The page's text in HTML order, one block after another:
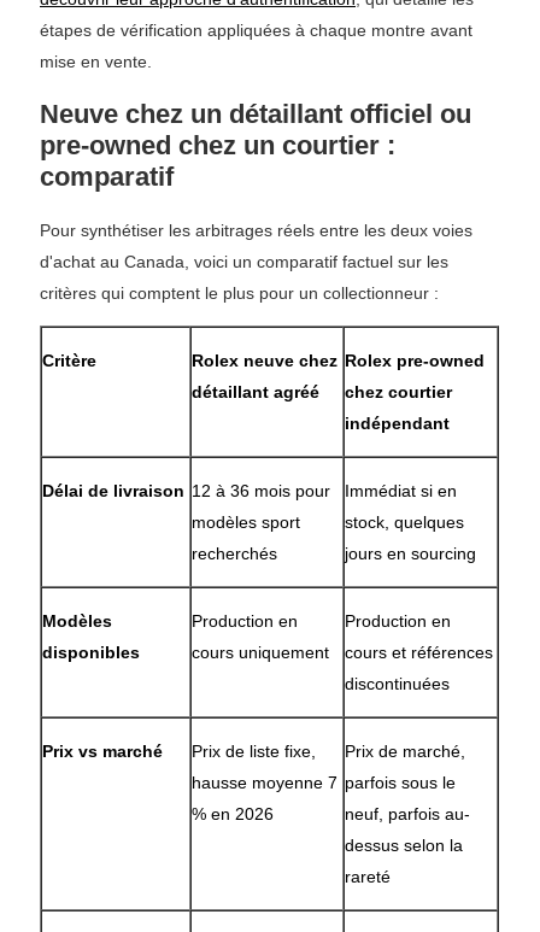
étapes de vérification appliquées à chaque montre avant
mise en vente.
Neuve chez un détaillant officiel ou
pre-owned chez un courtier :
comparatif
Pour synthétiser les arbitrages réels entre les deux voies
d'achat au Canada, voici un comparatif factuel sur les
critères qui comptent le plus pour un collectionneur :
Critère
Rolex neuve chez
détaillant agréé
Rolex pre-owned
chez courtier
indépendant
Délai de livraison 12 à 36 mois pour
modèles sport
recherchés
Immédiat si en
stock, quelques
jours en sourcing
Modèles
disponibles
Production en
cours uniquement
Production en
cours et références
discontinuées
Prix vs marché
Prix de liste fixe,
hausse moyenne 7
% en 2026
Prix de marché,
parfois sous le
neuf, parfois au-
dessus selon la
rareté